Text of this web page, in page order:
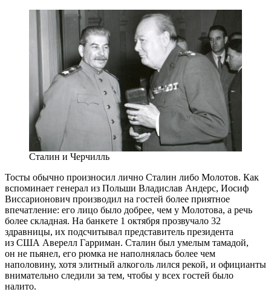
Сталин и Черчилль
Тосты обычно произносил лично Сталин либо Молотов. Как
вспоминает генерал из Польши Владислав Андерс, Иосиф
Виссарионович производил на гостей более приятное
впечатление: его лицо было добрее, чем у Молотова, а речь
более складная. На банкете 1 октября прозвучало 32
здравницы, их подсчитывал представитель президента
из США Аверелл Гарриман. Сталин был умелым тамадой,
он не пьянел, его рюмка не наполнялась более чем
наполовину, хотя элитный алкоголь лился рекой, и официанты
внимательно следили за тем, чтобы у всех гостей было
налито.